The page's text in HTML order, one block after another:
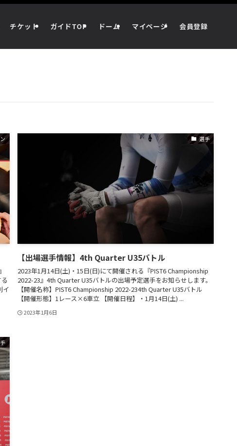
チケット ガイドTOP ドーム マイページ 会員登録
イ
選手
【出場選手情報】4th Quarter U35バトル
2023年1月14日(土)・15日(日)にて開催される『PIST6 Championship
2022-23』4th Quarter U35バトルの出場予定選手をお知らせします。
【開催名称】PIST6 Championship 2022-234th Quarter U35バトル
【開催形態】1レース×6車立 【開催日程】・1月14日(土) ...
2023年1月6日